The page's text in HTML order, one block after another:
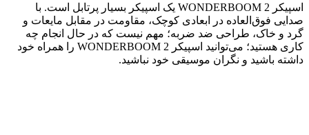
اسپیکر WONDERBOOM 2 یک اسپیکر بسیار پرتابل است. با
صدایی فوق‌العاده در ابعادی کوچک، مقاومت در مقابل مایعات و
گرد و خاک، طراحی ضد ضربه؛ مهم نیست که در حال انجام چه
کاری هستید؛ می‌توانید اسپیکر WONDERBOOM 2 را همراه خود
داشته باشید و نگران موسیقی خود نباشید.